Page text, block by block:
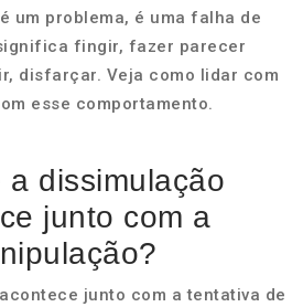
um problema, é uma falha de
fingir, fazer parecer
disfarçar. Veja como lidar com
esse comportamento.
a dissimulação
junto com a
junto com a tentativa de